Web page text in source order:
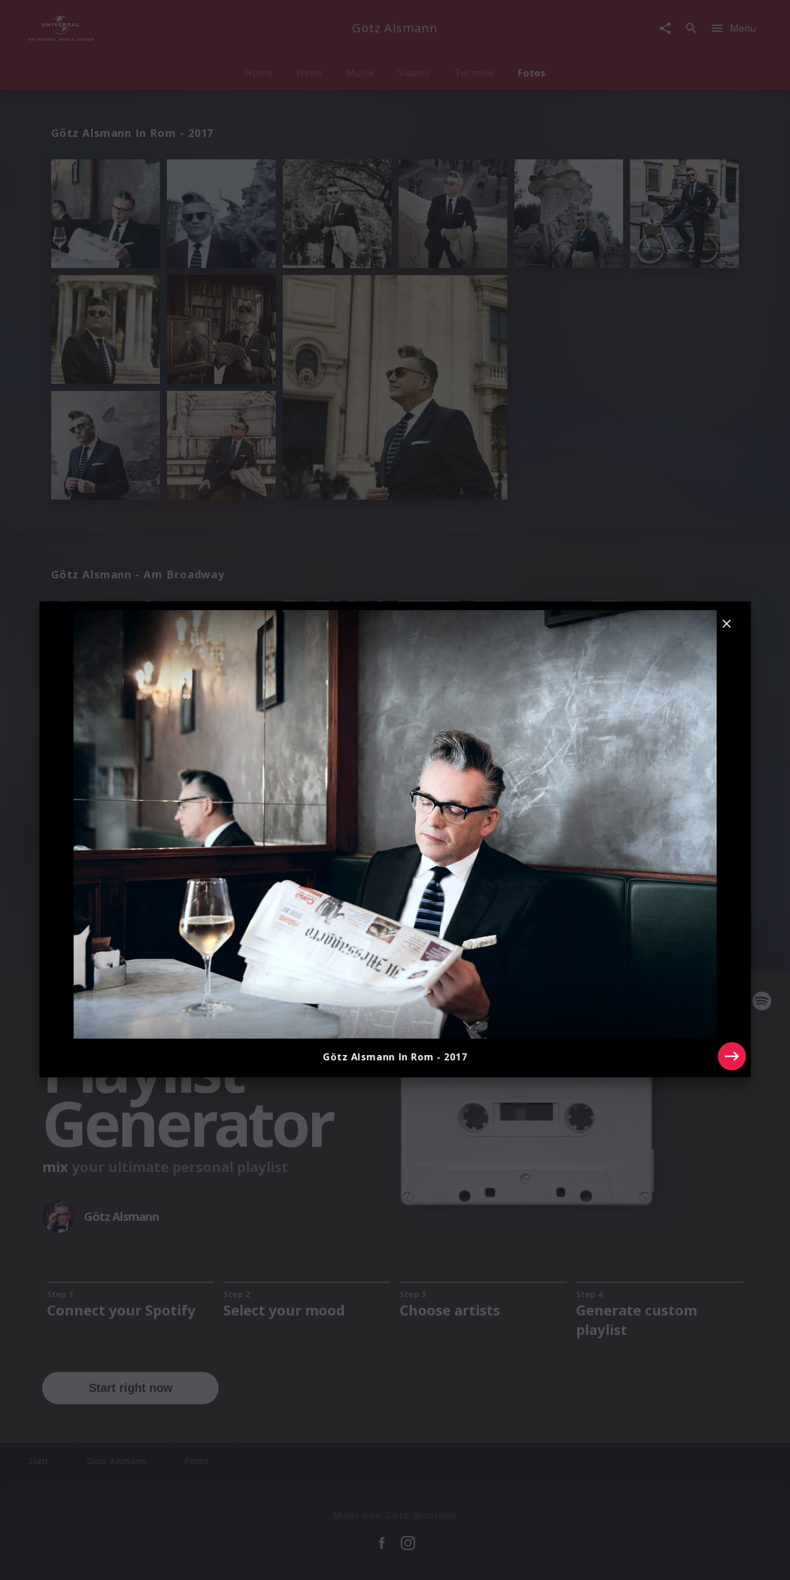
Götz Alsmann Menu
Home News Musik Videos Termine Fotos
Götz Alsmann In Rom - 2017
Götz Alsmann - Am Broadway
Start Götz Alsmann Fotos
Götz Alsmann In Rom - 2017